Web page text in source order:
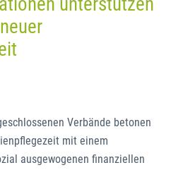
unterstützen
Verbände betonen
mit einem
ausgewogenen finanziellen